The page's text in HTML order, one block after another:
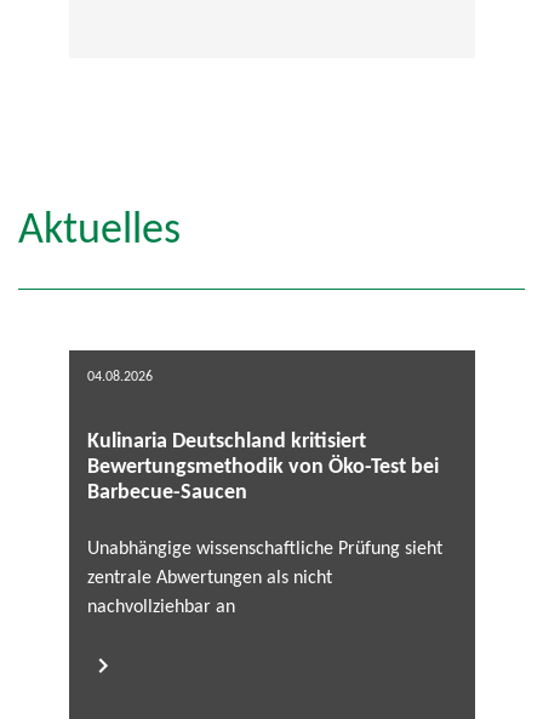
Aktuelles
04.08.2026
Kulinaria Deutschland kritisiert
Bewertungsmethodik von Öko-Test bei
Barbecue-Saucen
Unabhängige wissenschaftliche Prüfung sieht
zentrale Abwertungen als nicht
nachvollziehbar an